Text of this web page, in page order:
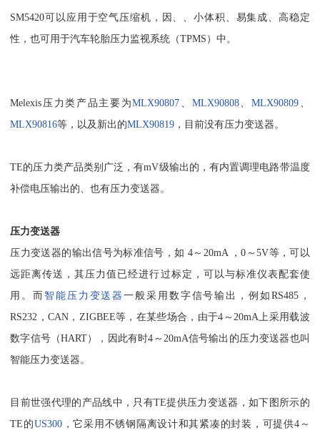
SM5420可以应用于空气压缩机，因、、小体积、易集成、高稳定
性，也可用于汽车轮胎压力监视系统（TPMS）中。
Melexis压力类产品主要为MLX90807 MLX90808、MLX90809
MLX90816等，以及新出的MLX90819 ，目前没有压力变送器。
TE的压力类产品类别广泛，有mV级输出的，有内置调理电路带温度
补偿电压输出的、也有压力变送器。
压力变送器
压力变送器的输出信号为标准信号，如 4～20mA ，0～5V等，可以
远距离传送，其压力值已经进行过标定，可以与标准仪表配套使
用。而智能压力变送器一般采用数字信号输出，例如RS485，
RS232，CAN，ZIGBEE等，在某些场合，由于4～20mA上采用载波
数字信号（HART），因此有时4～20mA信号输出的压力变送器也叫
智能压力变送器。
目前世强代理的产品线中，只有TE提供压力变送器，如下图所示的
TE的US300，它采用不锈钢隔离设计和其紧凑的封装，可提供4～